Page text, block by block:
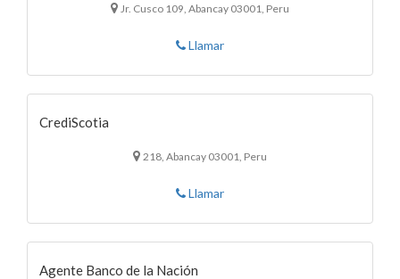
Jr. Cusco 109, Abancay 03001, Peru
Llamar
CrediScotia
218, Abancay 03001, Peru
Llamar
Agente Banco de la Nación